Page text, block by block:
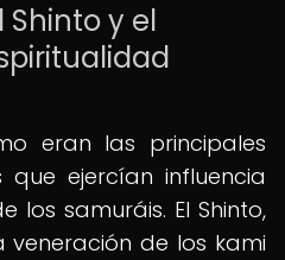
y el
eran las principales
que ejercían influencia
los samuráis. El Shinto,
de los kami